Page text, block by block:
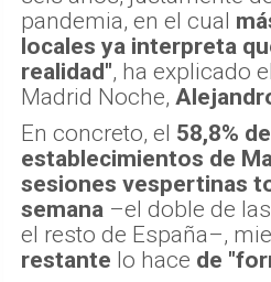
pandemia, en el cual
locales ya interpreta
realidad", ha explicado
Madrid Noche,
En concreto, el 58,8%
establecimientos de
sesiones vespertinas
semana –el doble de
el resto de España–,
restante lo hace de